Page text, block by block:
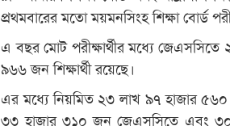
প্রথমবারের মতো ময়মনসিংহ শিক্ষা বোর্ড
এ বছর মোট পরীক্ষার্থীর মধ্যে
৯৬৬ জন শিক্ষার্থী রয়েছে।
এর মধ্যে নিয়মিত ২৩ লাখ ৯৭ হাজার
৩৩ হাজার ৩১০ জন জেএসসিতে এবং ৩০